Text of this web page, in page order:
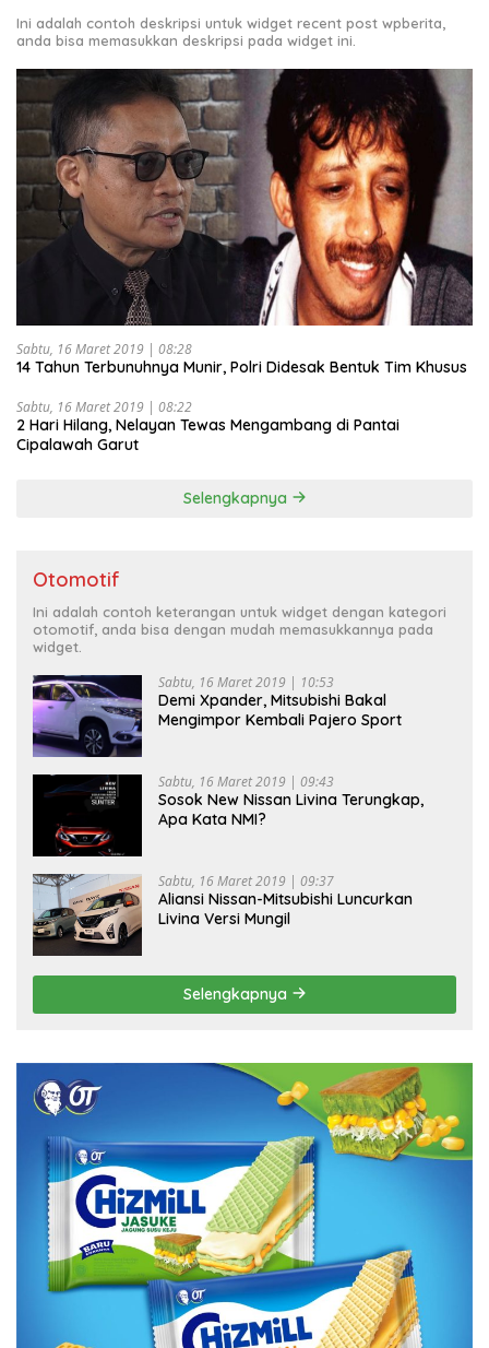
Ini adalah contoh deskripsi untuk widget recent post wpberita,
anda bisa memasukkan deskripsi pada widget ini.
Sabtu, 16 Maret 2019 | 08:28
14 Tahun Terbunuhnya Munir, Polri Didesak Bentuk Tim Khusus
Sabtu, 16 Maret 2019 | 08:22
2 Hari Hilang, Nelayan Tewas Mengambang di Pantai
Cipalawah Garut
Selengkapnya
Otomotif
Ini adalah contoh keterangan untuk widget dengan kategori
otomotif, anda bisa dengan mudah memasukkannya pada
widget.
Sabtu, 16 Maret 2019 | 10:53
Demi Xpander, Mitsubishi Bakal
Mengimpor Kembali Pajero Sport
Sabtu, 16 Maret 2019 | 09:43
Sosok New Nissan Livina Terungkap,
Apa Kata NMI?
Sabtu, 16 Maret 2019 | 09:37
Aliansi Nissan-Mitsubishi Luncurkan
Livina Versi Mungil
Selengkapnya